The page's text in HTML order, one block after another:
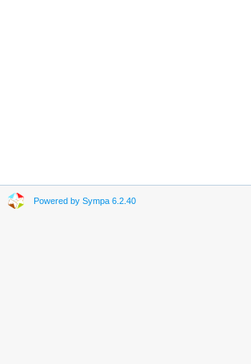
Powered by Sympa 6.2.40